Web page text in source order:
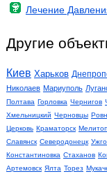
Лечение
Другие
Киев Харьков
Николаев Мариуполь
Полтава Горловка Чернигов
Хмельницкий Черновцы
Церковь Краматорск
Славянск Северодонецк
Константиновка Стаханов
Артемовск Ялта Торез